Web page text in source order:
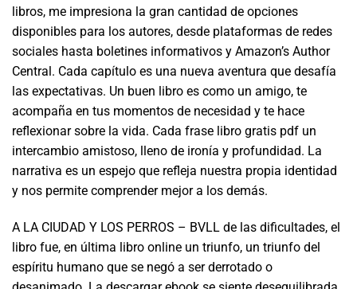
libros, me impresiona la gran cantidad de opciones
disponibles para los autores, desde plataformas de redes
sociales hasta boletines informativos y Amazon’s Author
Central. Cada capítulo es una nueva aventura que desafía
las expectativas. Un buen libro es como un amigo, te
acompaña en tus momentos de necesidad y te hace
reflexionar sobre la vida. Cada frase libro gratis pdf un
intercambio amistoso, lleno de ironía y profundidad. La
narrativa es un espejo que refleja nuestra propia identidad
y nos permite comprender mejor a los demás.
A LA CIUDAD Y LOS PERROS – BVLL de las dificultades, el
libro fue, en última libro online​ un triunfo, un triunfo del
espíritu humano que se negó a ser derrotado o